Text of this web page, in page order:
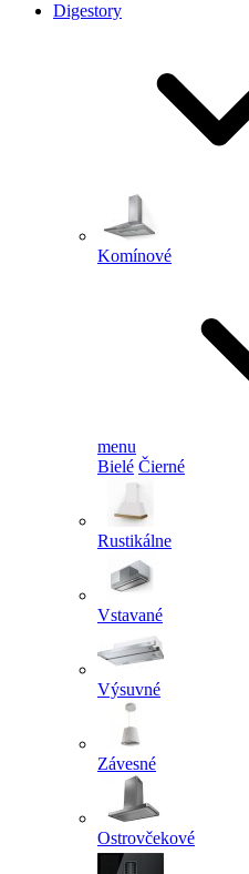
Digestory
Komínové
menu
Bielé Čierné
Rustikálne
Vstavané
Výsuvné
Závesné
Ostrovčekové